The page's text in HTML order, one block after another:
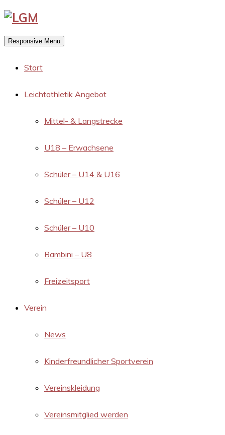
Responsive Menu
Start
Leichtathletik Angebot
Mittel- & Langstrecke
U18 – Erwachsene
Schüler – U14 & U16
Schüler – U12
Schüler – U10
Bambini – U8
Freizeitsport
Verein
News
Kinderfreundlicher Sportverein
Vereinskleidung
Vereinsmitglied werden